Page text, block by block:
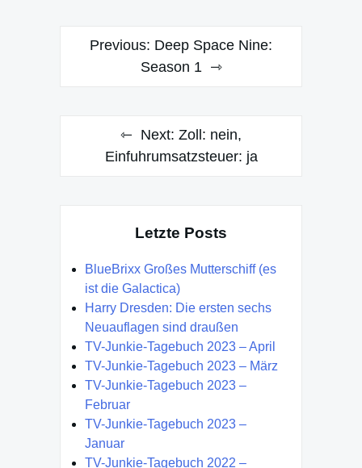
Post
navigation
Previous: Deep Space Nine:
Season 1
Next: Zoll: nein,
Einfuhrumsatzsteuer: ja
Letzte Posts
BlueBrixx Großes Mutterschiff (es
ist die Galactica)
Harry Dresden: Die ersten sechs
Neuauflagen sind draußen
TV-Junkie-Tagebuch 2023 – April
TV-Junkie-Tagebuch 2023 – März
TV-Junkie-Tagebuch 2023 –
Februar
TV-Junkie-Tagebuch 2023 –
Januar
TV-Junkie-Tagebuch 2022 –